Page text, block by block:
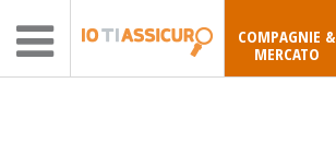
COMPAGNIE &
MERCATO